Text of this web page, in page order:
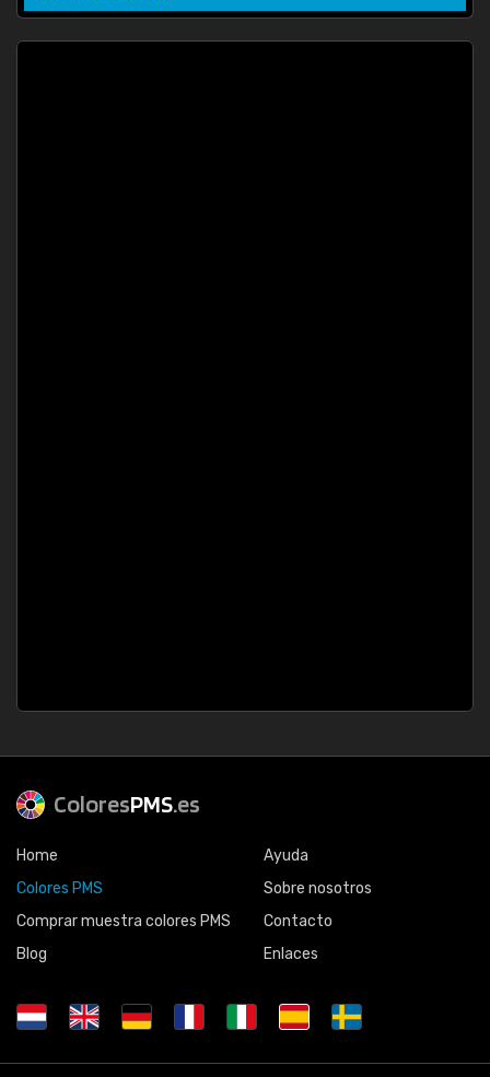
ColoresPMS.es
Home
Colores PMS
Comprar muestra colores PMS
Blog
Ayuda
Sobre nosotros
Contacto
Enlaces